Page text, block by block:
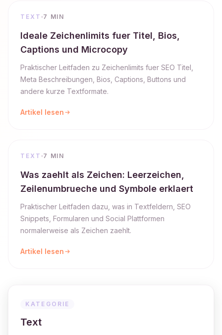
TEXT 7 MIN
Ideale Zeichenlimits fuer Titel, Bios,
Captions und Microcopy
Praktischer Leitfaden zu Zeichenlimits fuer SEO Titel,
Meta Beschreibungen, Bios, Captions, Buttons und
andere kurze Textformate.
Artikel lesen
TEXT 7 MIN
Was zaehlt als Zeichen: Leerzeichen,
Zeilenumbrueche und Symbole erklaert
Praktischer Leitfaden dazu, was in Textfeldern, SEO
Snippets, Formularen und Social Plattformen
normalerweise als Zeichen zaehlt.
Artikel lesen
KATEGORIE
Text